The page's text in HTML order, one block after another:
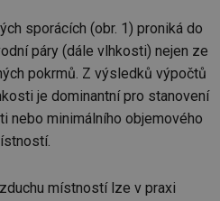
sporácích (obr. 1) proniká do
páry (dále vlhkosti) nejen ze
pokrmů. Z výsledků výpočtů
je dominantní pro stanovení
nebo minimálního objemového
místností lze v praxi